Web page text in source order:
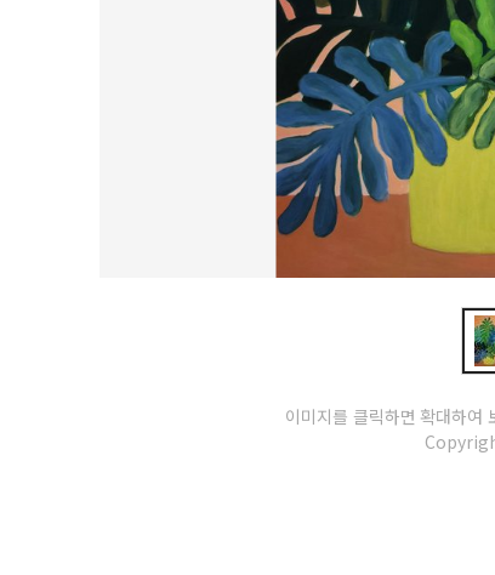
이미지를 클릭하면 확대하여